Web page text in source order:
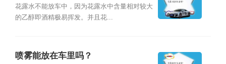
花露水不能放车中，因为花露水中含量相对较大
的乙醇即酒精极易挥发。并且花...
喷雾能放在车里吗？